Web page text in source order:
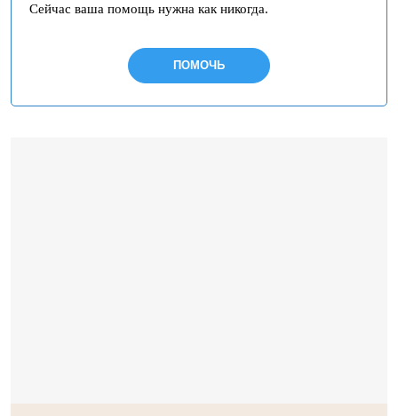
Сейчас ваша помощь нужна как никогда.
ПОМОЧЬ